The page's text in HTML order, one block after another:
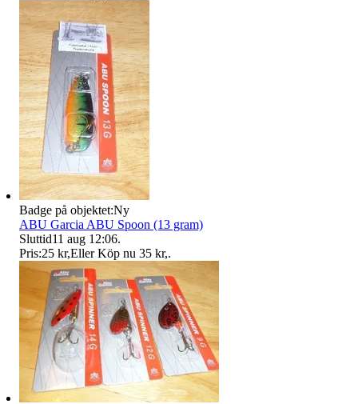
Badge på objektet:Ny
ABU Garcia ABU Spoon (13 gram)
Sluttid11 aug 12:06.
Pris:25 kr,Eller Köp nu 35 kr,.